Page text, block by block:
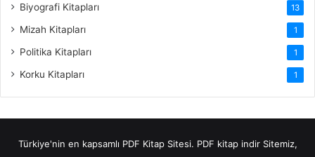
Biyografi Kitapları 13
Mizah Kitapları 1
Politika Kitapları 1
Korku Kitapları 1
Türkiye'nin en kapsamlı PDF Kitap Sitesi. PDF kitap indirSitemiz,